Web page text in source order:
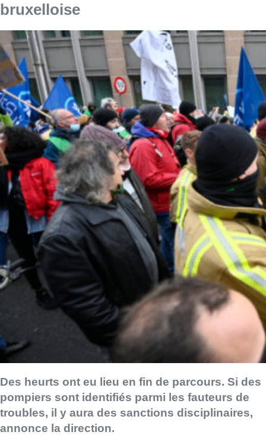
bruxelloise
Des heurts ont eu lieu en fin de parcours. Si des
pompiers sont identifiés parmi les fauteurs de
troubles, il y aura des sanctions disciplinaires,
annonce la direction.